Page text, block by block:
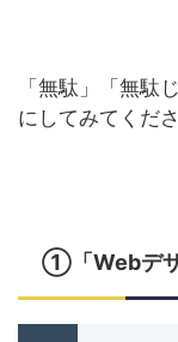
「無駄」「無駄
にしてみてくださ
①「Webデザ